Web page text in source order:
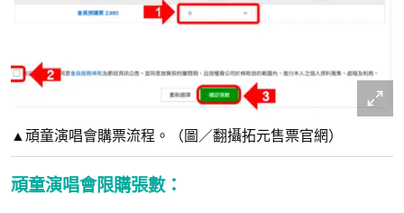
▲頑童演唱會購票流程。（圖／翻攝拓元售票官網）
頑童演唱會限購張數：